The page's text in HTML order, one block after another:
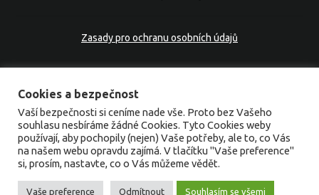
Zasady pro ochranu osobních údajů
Kontakt
Všechna práva vyhrazena. Bez povolení majitele webu není
možné šířit a kopírovat obsah na tomto webu.
Cookies a bezpečnost
Vaší bezpečnosti si ceníme nade vše. Proto bez Vašeho
souhlasu nesbíráme žádné Cookies. Tyto Cookies weby
používají, aby pochopily (nejen) Vaše potřeby, ale to, co Vás
na našem webu opravdu zajímá. V tlačítku "Vaše preference"
si, prosím, nastavte, co o Vás můžeme vědět.
Vaše preference Odmítnout Souhlasím se všemi